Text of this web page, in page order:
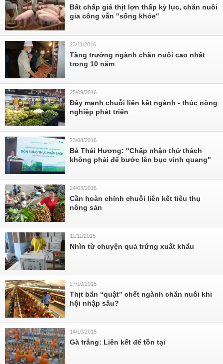
Bất chấp giá thịt lợn thấp kỷ lục, chăn nuôi
gia công vẫn "sống khỏe"
23/11/2016
Tăng trưởng ngành chăn nuôi cao nhất
trong 10 năm
25/09/2016
Đẩy mạnh chuỗi liên kết ngành - thúc nông
nghiệp phát triển
23/08/2016
Bà Thái Hương: "Chấp nhận thử thách
không phải để bước lên bục vinh quang"
24/03/2016
Cần hoàn chỉnh chuỗi liên kết tiêu thụ
nông sản
11/11/2015
Nhìn từ chuyện quả trứng xuất khẩu
27/10/2015
Thịt bẩn “quật” chết ngành chăn nuôi khi
hội nhập sâu?
14/10/2015
Gà trắng: Liên kết để tồn tại